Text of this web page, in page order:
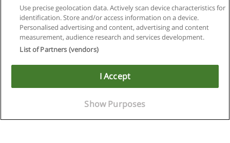
Regras de uso
Privacidade de dados
Copyright © Educaedu Business S.L. - CIF : B-95610580: -
www.educaedu-brasil.com
Use precise geolocation data. Actively scan device characteristics for
identification. Store and/or access information on a device.
Personalised advertising and content, advertising and content
measurement, audience research and services development.
List of Partners (vendors)
I Accept
Show Purposes